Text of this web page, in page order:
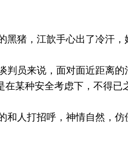
猪，江歆手心出了冷汗，
员来说，面对面近距离的
某种安全考虑下，不得已
人打招呼，神情自然，仿